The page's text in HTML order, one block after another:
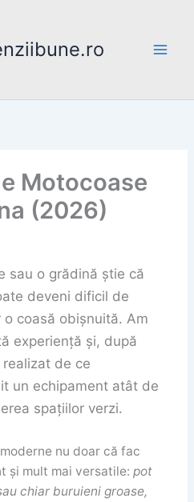
Motocoase
(2026)
sau o grădină știe că
deveni dificil de
coasă obișnuită. Am
experiență și, după
de ce
un echipament atât de
spațiilor verzi.
nu doar că fac
și mult mai versatile: pot
chiar buruieni groase,